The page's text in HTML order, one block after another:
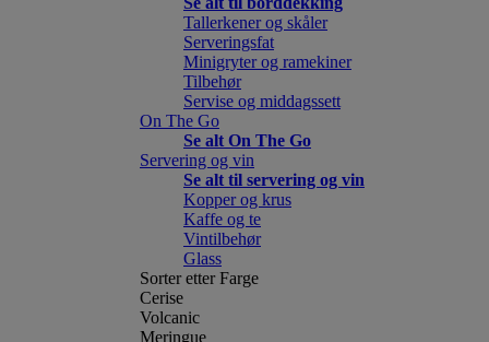
Tallerkener og skåler
Serveringsfat
Minigryter og ramekiner
Tilbehør
Servise og middagssett
On The Go
Se alt On The Go
Servering og vin
Se alt til servering og vin
Kopper og krus
Kaffe og te
Vintilbehør
Glass
Sorter etter Farge
Cerise
Volcanic
Meringue